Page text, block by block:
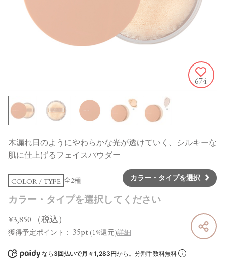
674
木漏れ日のようにやわらかな光が透けていく、シルキーな
肌に仕上げるフェイスパウダー
COLOR / TYPE 全2種 カラー・タイプを選択
カラー・タイプを選択してください
¥3,850 （税込）
獲得予定ポイント： 35pt (1%還元)詳細
なら 3回払いで月々1,283円から。分割手数料無料